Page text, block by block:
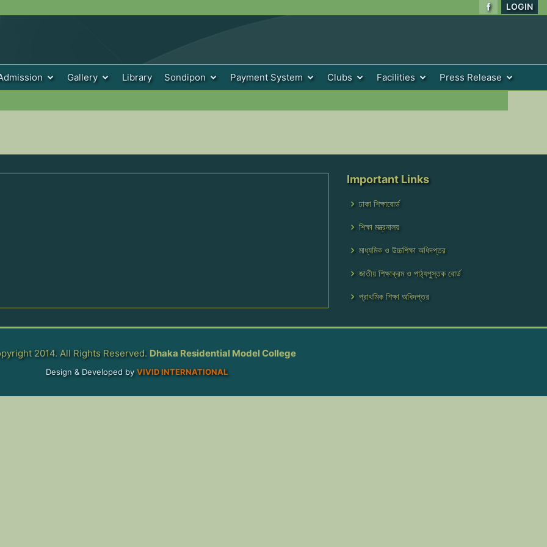
LOGIN
Gallery Library Sondipon Payment System Clubs Facilities Press Release
Important Links
ঢাকা শিক্ষাবোর্ড
শিক্ষা মন্ত্রনালয়
মাধ্যমিক ও উচ্চশিক্ষা অধিদপ্তর
জাতীয় শিক্ষাক্রম ও পাঠ্যপুস্তক বোর্ড
প্রাথমিক শিক্ষা অধিদপ্তর
2014. All Rights Reserved. Dhaka Residential Model College
Design & Developed by VIVID INTERNATIONAL